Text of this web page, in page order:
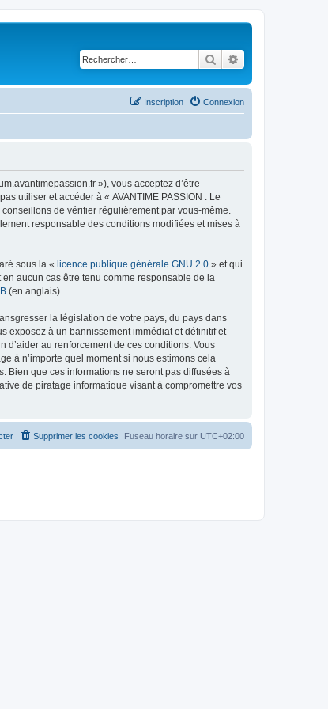
Rechercher
Connexion
Inscription
»), vous acceptez d’être
utiliser et accéder à « AVANTIME PASSION : Le
de vérifier régulièrement par vous-même.
responsable des conditions modifiées et mises à
sous la « licence publique générale GNU 2.0 » et qui
aucun cas être tenu comme responsable de la
(en anglais).
la législation de votre pays, du pays dans
exposez à un bannissement immédiat et définitif et
d’aider au renforcement de ces conditions. Vous
à n’importe quel moment si nous estimons cela
Bien que ces informations ne seront pas diffusées à
de piratage informatique visant à compromettre vos
Fuseau horaire sur UTC+02:00
Supprimer les cookies